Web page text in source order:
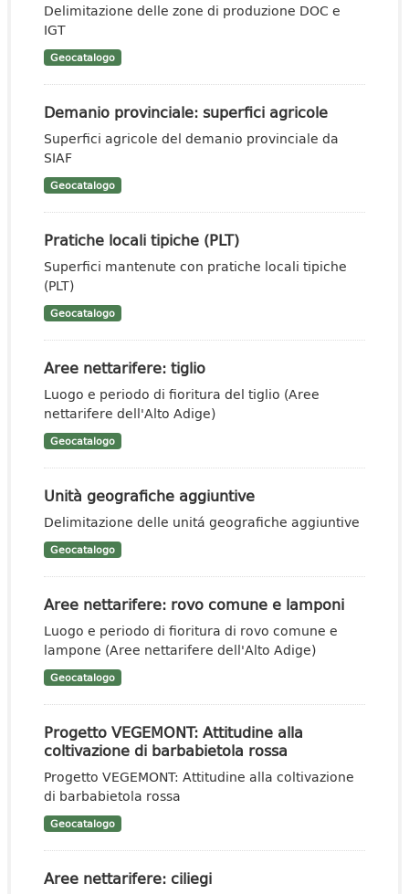
Delimitazione delle zone di produzione DOC e
IGT
Geocatalogo
Demanio provinciale: superfici agricole
Superfici agricole del demanio provinciale da
SIAF
Geocatalogo
Pratiche locali tipiche (PLT)
Superfici mantenute con pratiche locali tipiche
(PLT)
Geocatalogo
Aree nettarifere: tiglio
Luogo e periodo di fioritura del tiglio (Aree
nettarifere dell'Alto Adige)
Geocatalogo
Unità geografiche aggiuntive
Delimitazione delle unitá geografiche aggiuntive
Geocatalogo
Aree nettarifere: rovo comune e lamponi
Luogo e periodo di fioritura di rovo comune e
lampone (Aree nettarifere dell'Alto Adige)
Geocatalogo
Progetto VEGEMONT: Attitudine alla
coltivazione di barbabietola rossa
Progetto VEGEMONT: Attitudine alla coltivazione
di barbabietola rossa
Geocatalogo
Aree nettarifere: ciliegi